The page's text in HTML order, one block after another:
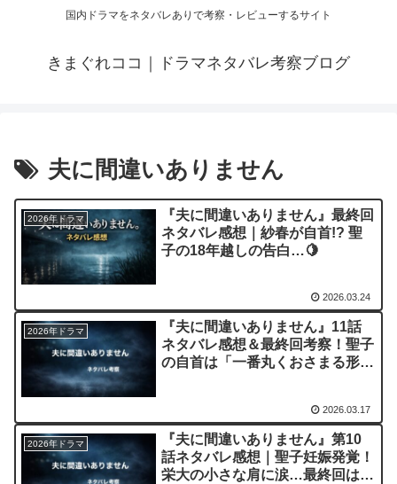
国内ドラマをネタバレありで考察・レビューするサイト
きまぐれココ｜ドラマネタバレ考察ブログ
夫に間違いありません
2026年ドラマ
『夫に間違いありません』最終回
ネタバレ感想｜紗春が自首!? 聖
子の18年越しの告白…🍋
2026.03.24
2026年ドラマ
『夫に間違いありません』11話
ネタバレ感想＆最終回考察！聖子
の自首は「一番丸くおさまる形」
2026.03.17
2026年ドラマ
『夫に間違いありません』第10
話ネタバレ感想｜聖子妊娠発覚！
栄大の小さな肩に涙…最終回は聖